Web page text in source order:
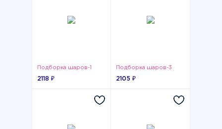
Подборка шаров-1
2118 ₽
Подборка шаров-3
2105 ₽